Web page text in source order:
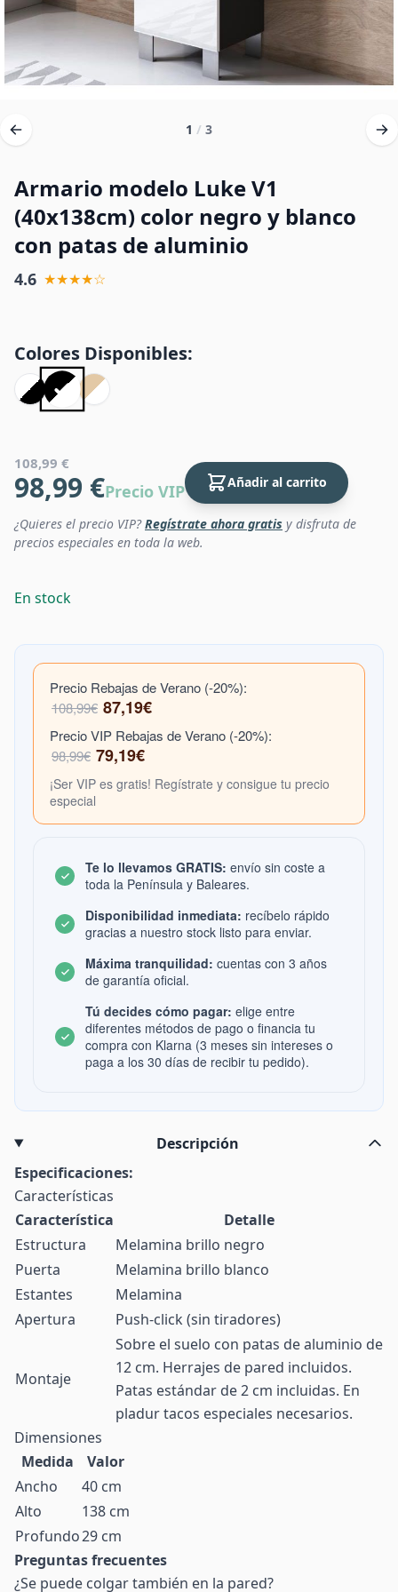
1 / 3
Armario modelo Luke V1
(40x138cm) color negro y blanco
con patas de aluminio
4.6 ★★★★☆
Colores Disponibles:
108,99 €
98,99 €Precio VIP Añadir al carrito
¿Quieres el precio VIP?Regístrate ahora gratis y disfruta de
precios especiales en toda la web.
En stock
Precio Rebajas de Verano (-20%):
108,99€ 87,19€
Precio VIP Rebajas de Verano (-20%):
98,99€ 79,19€
¡Ser VIP es gratis! Regístrate y consigue tu precio
especial
Te lo llevamos GRATIS: envío sin coste a
toda la Península y Baleares.
Disponibilidad inmediata: recíbelo rápido
gracias a nuestro stock listo para enviar.
Máxima tranquilidad: cuentas con 3 años
de garantía oficial.
Tú decides cómo pagar: elige entre
diferentes métodos de pago o financia tu
compra con Klarna (3 meses sin intereses o
paga a los 30 días de recibir tu pedido).
Descripción
Especificaciones:
Características
Característica
Detalle
Estructura
Melamina brillo negro
Puerta
Melamina brillo blanco
Estantes
Melamina
Apertura
Push-click (sin tiradores)
Montaje
Sobre el suelo con patas de aluminio de
12 cm. Herrajes de pared incluidos.
Patas estándar de 2 cm incluidas. En
pladur tacos especiales necesarios.
Dimensiones
Medida
Valor
Ancho
40 cm
Alto
138 cm
Profundo29 cm
Preguntas frecuentes
¿Se puede colgar también en la pared?